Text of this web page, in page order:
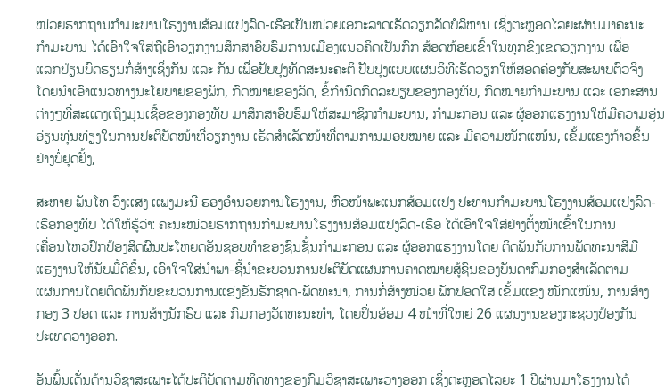
ໜ່ວຍຮາກຖານກໍາມະບານໂຮງງານສ້ອມແປງລົດ-ເຮືອເປັນໜ່ວຍເອກະລາດເຮັດວຽກລັດບໍລິຫານ ເຊິ່ງຕະຫຼອດໄລຍະຜ່ານມາຄະນະ
ກຳມະບານ ໄດ້ເອົາໃຈໃສ່ຖືເອົາວຽກງານສຶກສາອົບຮົມການເມືອງແນວຄິດເປັນກົກ ສ້ອດຫ້ອຍເຂົ້າໃນທຸກຂົງເຂດວຽກງານ ເພື່ອ
ແລກປ່ຽນບົດຮຽນກໍ່ສ້າງເຊິ່ງກັນ ແລະ ກັນ ເພື່ອປັບປຸງທັດສະນະຄະຕິ ປັບປຸງແບບແຜນວິທີເຮັດວຽກໃຫ້ສອດຄ່ອງກັບສະພາບຕົວຈິງ
ໂດຍນໍາເອົາແນວທາງນະໂຍບາຍຂອງພັກ, ກົດໝາຍຂອງລັດ, ຂໍ້ກໍານົດກົດລະບຽບຂອງກອງທັບ, ກົດໝາຍກໍາມະບານ ເເລະ ເອກະສານ
ຕ່າງໆທີ່ສະເເດງເຖິງມູນເຊື້ອຂອງກອງທັບ ມາສຶກສາອົບຮົມໃຫ້ສະມາຊິກກໍາມະບານ, ກຳມະກອນ ແລະ ຜູ້ອອກແຮງງານໃຫ້ມີຄວາມອຸ່ນ
ອ່ຽນທຸ່ນທ່ຽງໃນການປະຕິບັດໜ້າທີ່ວຽກງານ ເຮັດສຳເລັດໜ້າທີ່ຕາມການມອບໝາຍ ແລະ ມີຄວາມໜັກແໜ້ນ, ເຂັ້ມແຂງກ້າວຂຶ້ນ
ຢ່າງບໍ່ຢຸດຢັ້ງ,
ສະຫາຍ ພັນໂທ ວົງເເສງ ເເພງມະນີ ຮອງອໍານວຍການໂຮງງານ, ຫົວໜ້າພະແນກສ້ອມເເປງ ປະທານກໍາມະບານໂຮງງານສ້ອມເເປງລົດ-
ເຮືອກອງທັບ ໄດ້ໃຫ້ຮູ້ວ່າ: ຄະນະໜ່ວຍຮາກຖານກໍາມະບານໂຮງງານສ້ອມແປງລົດ-ເຮືອ ໄດ້ເອົາໃຈໃສ່ຢ່າງຕັ້ງໜ້າເຂົ້າໃນການ
ເຄື່ອນໄຫວປົກປ້ອງສິດຜົນປະໂຫຍດອັນຊອບທຳຂອງຊົນຊັ້ນກຳມະກອນ ແລະ ຜູ້ອອກແຮງງານໂດຍ ຕິດພັນກັບການພັດທະນາສີມື
ແຮງງານໃຫ້ນັບມື້ດີຂຶ້ນ, ເອົາໃຈໃສ່ນໍາພາ-ຊີ້ນໍາຂະບວນການປະຕິບັດແຜນການຄາດໝາຍສູ້ຊົນຂອງບັນດາກົມກອງສໍາເລັດຕາມ
ແຜນການໂດຍຕິດພັນກັບຂະບວນການແຂ່ງຂັນຮັກຊາດ-ພັດທະນາ, ການກໍ່ສ້າງໜ່ວຍ ພັກປອດໃສ ເຂັ້ມແຂງ ໜັກແໜ້ນ, ການສ້າງ
ກອງ 3 ປອດ ແລະ ການສ້າງນັກຮົບ ແລະ ກົມກອງວັດທະນະທໍາ, ໂດຍປິ່ນອ້ອມ 4 ໜ້າທີ່ໃຫຍ່ 26 ແຜນງານຂອງກະຊວງປ້ອງກັນ
ປະເທດວາງອອກ.
ອັນພົ້ນເດັ່ນດ້ານວິຊາສະເພາະໄດ້ປະຕິບັດຕາມທິດທາງຂອງກົມວິຊາສະເພາະວາງອອກ ເຊິ່ງຕະຫຼອດໄລຍະ 1 ປີຜ່ານມາໂຮງງານໄດ້